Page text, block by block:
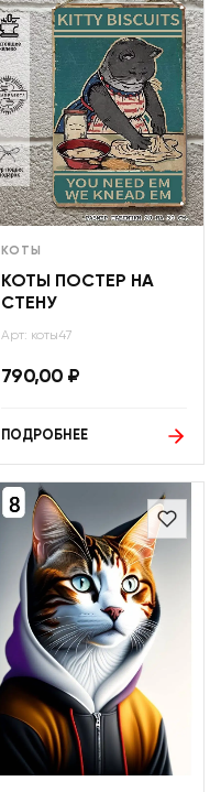
КОТЫ
КОТЫ ПОСТЕР НА
СТЕНУ
Арт: коты47
790,00 ₽
ПОДРОБНЕЕ